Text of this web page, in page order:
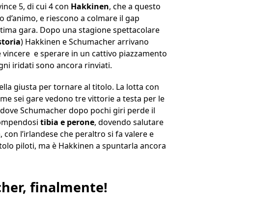
5, di cui 4 con Hakkinen, che a questo
e riescono a colmare il gap
gara. Dopo una stagione spettacolare
) Hakkinen e Schumacher arrivano
e sperare in un cattivo piazzamento
iridati sono ancora rinviati.
giusta per tornare al titolo. La lotta con
sei gare vedono tre vittorie a testa per le
Schumacher dopo pochi giri perde il
tibia e perone, dovendo salutare
con l’irlandese che peraltro si fa valere e
piloti, ma è Hakkinen a spuntarla ancora
finalmente!